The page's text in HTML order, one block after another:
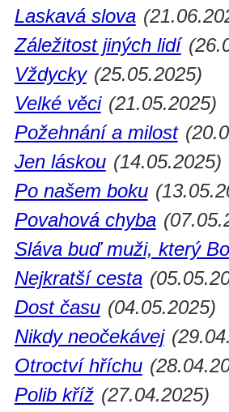
Laskavá slova
Záležitost jiných lidí
Vždycky (25.05.2025)
Velké věci (21.05.2025)
Požehnání a milost
Jen láskou (14.05.2025)
Po našem boku
Povahová chyba
Sláva buď muži, který
Nejkratší cesta
Dost času (04.05.2025)
Nikdy neočekávej
Otroctví hříchu
Polib kříž (27.04.2025)